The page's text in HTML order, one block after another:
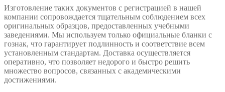
Изготовление таких документов с регистрацией в нашей
компании сопровождается тщательным соблюдением всех
оригинальных образцов, предоставленных учебными
заведениями. Мы используем только официальные бланки с
гознак, что гарантирует подлинность и соответствие всем
установленным стандартам. Доставка осуществляется
оперативно, что позволяет недорого и быстро решить
множество вопросов, связанных с академическими
достижениями.